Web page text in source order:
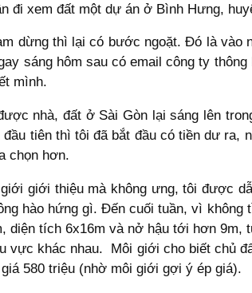
đi xem đất một dự án ở Bình Hưng,
dừng thì lại có bước ngoặt. Đó là
sáng hôm sau có email công ty
mình.
nhà, đất ở Sài Gòn lại sáng lên
tiên thì tôi đã bắt đầu có tiền dư
chọn hơn.
giới thiệu mà không ưng, tôi được
hào hứng gì. Đến cuối tuần, vì
diện tích 6x16m và nở hậu tới hơn
vực khác nhau. Môi giới cho biết chủ
580 triệu (nhờ môi giới gợi ý ép giá).